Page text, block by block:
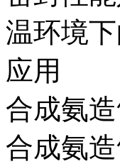
温环境下
应用
合成氨
合成氨